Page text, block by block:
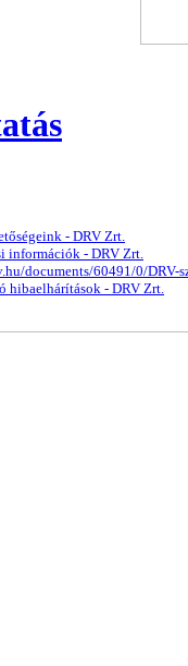
- DRV Zrt.
információk - DRV Zrt.
documents/60491/0/
hibaelhárítások - DRV Zrt.